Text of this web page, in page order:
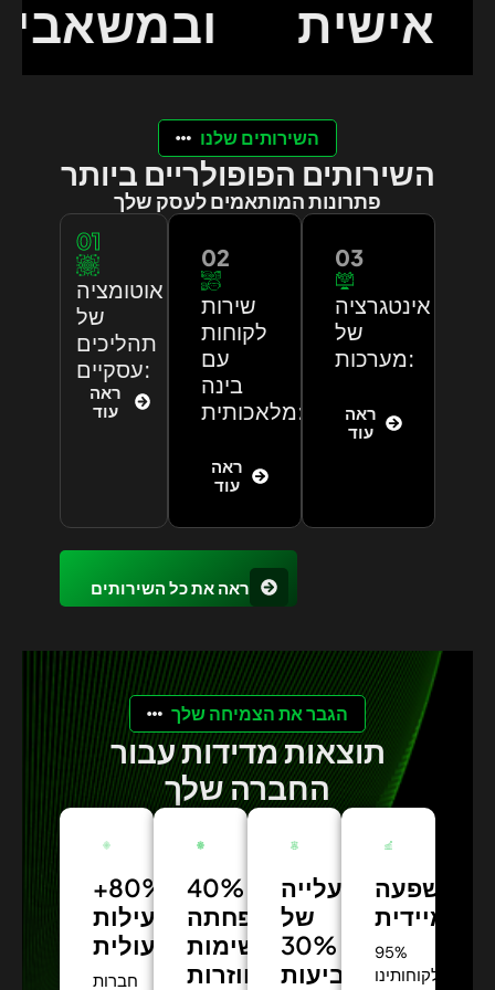
אישית
השירותים שלנו
השירותים הפופולריים ביותר
פתרונות המותאמים לעסק שלך
01
אוטומציה
של
תהליכים
עסקיים:
ראה
עוד
02
שירות
לקוחות
עם
בינה
מלאכותית:
ראה
עוד
03
אינטגרציה
של
מערכות:
ראה
עוד
ראה את כל השירותים
הגבר את הצמיחה שלך
תוצאות מדידות עבור
החברה שלך
+80%
יעילות
תפעולית:
חברות
40%
הפחתה
במשימות
עלייה
של
30%
בשביעות
השפעה
95%
מלקוחותינו